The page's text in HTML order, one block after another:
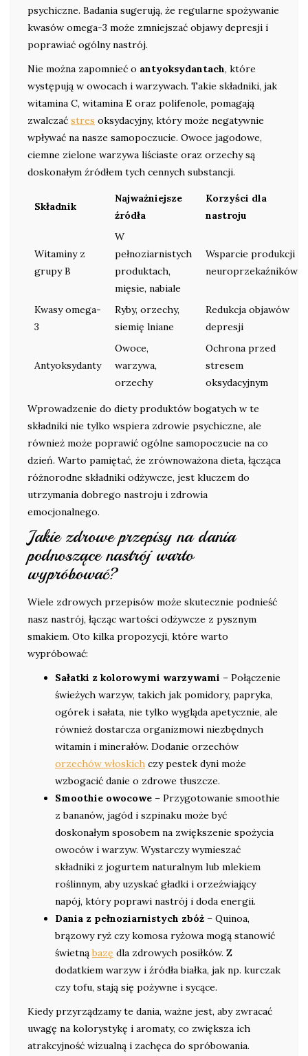
psychiczne. Badania sugerują, że regularne spożywanie
kwasów omega-3 może zmniejszać objawy depresji i
poprawiać ogólny nastrój.
Nie można zapomnieć o antyoksydantach, które
występują w owocach i warzywach. Takie składniki, jak
witamina C, witamina E oraz polifenole, pomagają
zwalczać stres oksydacyjny, który może negatywnie
wpływać na nasze samopoczucie. Owoce jagodowe,
ciemne zielone warzywa liściaste oraz orzechy są
doskonałym źródłem tych cennych substancji.
Składnik
Najważniejsze
źródła
Korzyści dla
nastroju
Witaminy z
grupy B
W
pełnoziarnistych
produktach,
mięsie, nabiale
Wsparcie produkcji
neuroprzekaźników
Kwasy omega-
3
Ryby, orzechy,
siemię lniane
Redukcja objawów
depresji
Antyoksydanty
Owoce,
warzywa,
orzechy
Ochrona przed
stresem
oksydacyjnym
Wprowadzenie do diety produktów bogatych w te
składniki nie tylko wspiera zdrowie psychiczne, ale
również może poprawić ogólne samopoczucie na co
dzień. Warto pamiętać, że zrównoważona dieta, łącząca
różnorodne składniki odżywcze, jest kluczem do
utrzymania dobrego nastroju i zdrowia
emocjonalnego.
Jakie zdrowe przepisy na dania
podnoszące nastrój warto
wypróbować?
Wiele zdrowych przepisów może skutecznie podnieść
nasz nastrój, łącząc wartości odżywcze z pysznym
smakiem. Oto kilka propozycji, które warto
wypróbować:
Sałatki z kolorowymi warzywami – Połączenie
świeżych warzyw, takich jak pomidory, papryka,
ogórek i sałata, nie tylko wygląda apetycznie, ale
również dostarcza organizmowi niezbędnych
witamin i minerałów. Dodanie orzechów
orzechów włoskich czy pestek dyni może
wzbogacić danie o zdrowe tłuszcze.
Smoothie owocowe – Przygotowanie smoothie
z bananów, jagód i szpinaku może być
doskonałym sposobem na zwiększenie spożycia
owoców i warzyw. Wystarczy wymieszać
składniki z jogurtem naturalnym lub mlekiem
roślinnym, aby uzyskać gładki i orzeźwiający
napój, który poprawi nastrój i doda energii.
Dania z pełnoziarnistych zbóż – Quinoa,
brązowy ryż czy komosa ryżowa mogą stanowić
świetnąbazę dla zdrowych posiłków. Z
dodatkiem warzyw i źródła białka, jak np. kurczak
czy tofu, stają się pożywne i sycące.
Kiedy przyrządzamy te dania, ważne jest, aby zwracać
uwagę na kolorystykę i aromaty, co zwiększa ich
atrakcyjność wizualną i zachęca do spróbowania.